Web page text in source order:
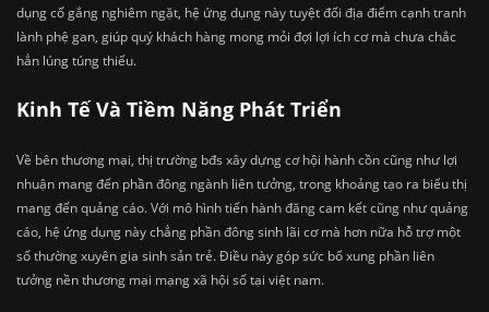
dụng cố gắng nghiêm ngặt, hệ ứng dụng này tuyệt đối địa điểm cạnh tranh
lành phệ gan, giúp quý khách hàng mong mỏi đợi lợi ích cơ mà chưa chắc
hẳn lúng túng thiếu.
Kinh Tế Và Tiềm Năng Phát Triển
Về bên thương mại, thị trường bđs xây dựng cơ hội hành cồn cũng như lợi
nhuận mang đến phần đông ngành liên tưởng, trong khoảng tạo ra biểu thị
mang đến quảng cáo. Với mô hình tiến hành đăng cam kết cũng như quảng
cáo, hệ ứng dụng này chẳng phần đông sinh lãi cơ mà hơn nữa hỗ trợ một
số thường xuyên gia sinh sản trẻ. Điều này góp sức bổ xung phần liên
tưởng nền thương mại mạng xã hội số tại việt nam.